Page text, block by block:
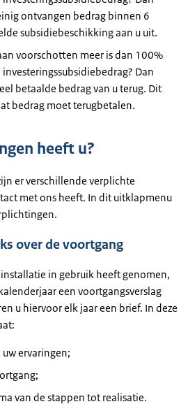
ontvangen bedrag binnen 6
subsidiebeschikking aan u uit.
voorschotten meer is dan 100%
Dan
betaalde bedrag van u terug. Dit
bedrag moet terugbetalen.
heeft u?
er verschillende verplichte
met ons heeft. In dit uitklapmenu
over de voortgang
in gebruik heeft genomen,
een voortgangsverslag
u hiervoor elk jaar een brief. In deze
ervaringen;
van de stappen tot realisatie.